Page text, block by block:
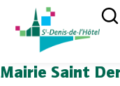
principal
Mairie Saint